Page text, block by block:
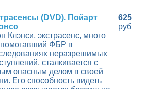
(DVD). Пойарт
Клэнси, экстрасенс, много
помогавший ФБР в
неразрешимых
сталкивается с
опасным делом в своей
Его способность видеть
625
руб